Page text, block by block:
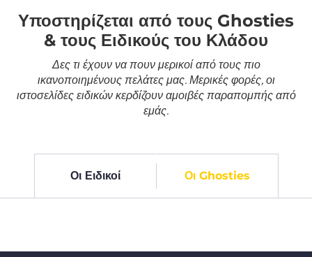
Υποστηρίζεται από τους Ghosties
& τους Ειδικούς του Κλάδου
Δες τι έχουν να πουν μερικοί από τους πιο
ικανοποιημένους πελάτες μας. Μερικές φορές, οι
ιστοσελίδες ειδικών κερδίζουν αμοιβές παραπομπής από
εμάς.
Οι Ειδικοί Οι Ghosties